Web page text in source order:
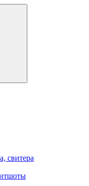
свитера